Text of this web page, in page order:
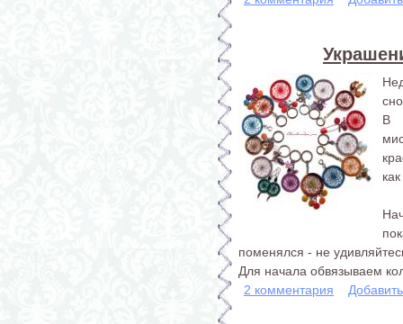
В
поменялся - не
Для начала обвязываем
2 комментария